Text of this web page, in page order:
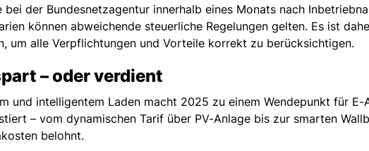
der Bundesnetzagentur innerhalb eines Monats nach
können abweichende steuerliche Regelungen gelten. Es ist
um alle Verpflichtungen und Vorteile korrekt zu berücksichtigen.
– oder verdient
und intelligentem Laden macht 2025 zu einem Wendepunkt für E-
– vom dynamischen Tarif über PV-Anlage bis zur smarten
belohnt.